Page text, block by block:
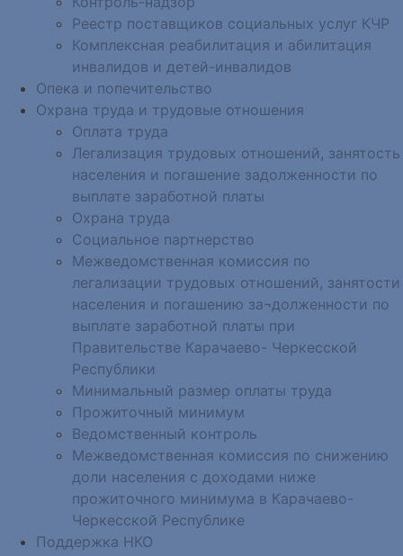
Реестр поставщиков социальных услуг КЧР
Комплексная реабилитация и абилитация
инвалидов и детей-инвалидов
Опека и попечительство
Охрана труда и трудовые отношения
Оплата труда
Легализация трудовых отношений, занятость
населения и погашение задолженности по
выплате заработной платы
Охрана труда
Социальное партнерство
Межведомственная комиссия по
легализации трудовых отношений, занятости
населения и погашению за¬долженности по
выплате заработной платы при
Правительстве Карачаево- Черкесской
Республики
Минимальный размер оплаты труда
Прожиточный минимум
Ведомственный контроль
Межведомственная комиссия по снижению
доли населения с доходами ниже
прожиточного минимума в Карачаево-
Черкесской Республике
Поддержка НКО